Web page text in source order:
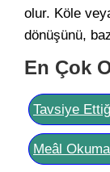
olur. Köle
dönüşünü,
En Çok
Tavsiye
Meâl